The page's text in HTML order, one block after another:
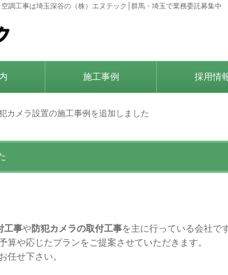
工事は埼玉深谷の（株）エヌテック│群馬・埼玉で業務委託募集中
施工事例 採用情
カメラ設置の施工事例を追加しました
工事や防犯カメラの取付工事を主に行っている会社です
や応じたプランをご提案させていただきます。
任せ下さい。